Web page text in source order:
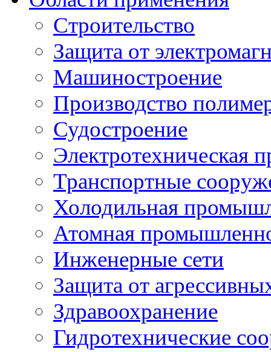
Строительство
Защита от
Машиностроение
Производство
Судостроение
Электротехническая
Транспортные
Холодильная
Атомная
Инженерные сети
Защита от
Здравоохранение
Гидротехнические